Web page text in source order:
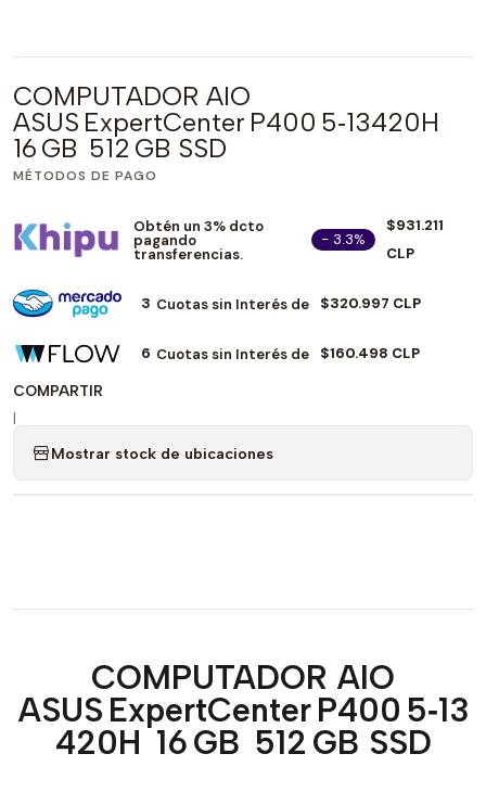
COMPUTADOR AIO
ASUS ExpertCenter P400 5‑13420H
16 GB 512 GB SSD
MÉTODOS DE PAGO
Obtén un 3% dcto
pagando
transferencias.
- 3.3%
$931.211
CLP
3 Cuotas sin Interés de $320.997 CLP
6 Cuotas sin Interés de $160.498 CLP
COMPARTIR
|
Mostrar stock de ubicaciones
COMPUTADOR AIO
ASUS ExpertCenter P400 5‑13
420H 16 GB 512 GB SSD